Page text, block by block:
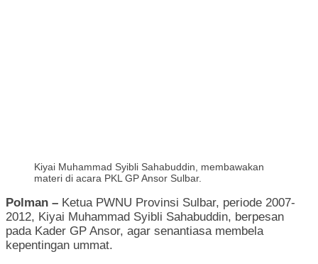
Kiyai Muhammad Syibli Sahabuddin, membawakan
materi di acara PKL GP Ansor Sulbar.
Polman – Ketua PWNU Provinsi Sulbar, periode 2007-
2012, Kiyai Muhammad Syibli Sahabuddin, berpesan
pada Kader GP Ansor, agar senantiasa membela
kepentingan ummat.